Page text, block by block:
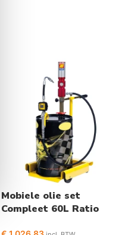
Mobiele olie set
Compleet 60L Ratio